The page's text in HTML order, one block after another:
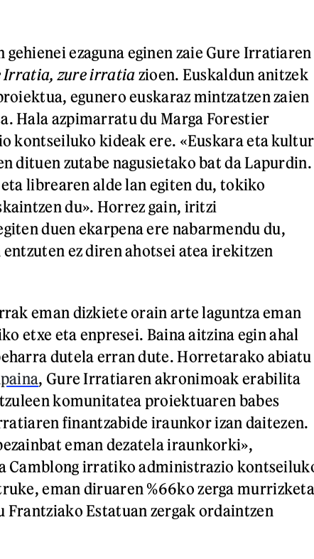
ezaguna eginen zaie Gure Irratiaren
Irratia, zure irratiazioen. Euskaldun anitzek
egunero euskaraz mintzatzen zaien
Hala azpimarratu du Marga Forestier
kontseiluko kideak ere. «Euskara eta kultur
dituen zutabe nagusietako bat da Lapurdin.
librearen alde lan egiten du, tokiko
du». Horrez gain, iritzi
duen ekarpena ere nabarmendu du,
ez diren ahotsei atea irekitzen
eman dizkiete orain arte laguntza eman
etxe eta enpresei. Baina aitzina egin ahal
dutela erran dute. Horretarako abiatu
, Gure Irratiaren akronimoak erabilita
komunitatea proiektuaren babes
finantzabide iraunkor izan daitezen.
eman dezatela iraunkorki»,
Camblong irratiko administrazio
eman diruaren %66ko zerga
Frantziako Estatuan zergak ordaintzen